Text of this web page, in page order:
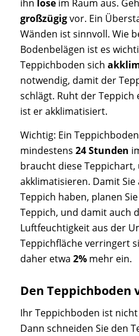
ihn loseim Raum aus.
großzügigvor. Ein
Wänden ist sinnvoll. Wie
Bodenbelägen ist es
Teppichboden sich
notwendig, damit der
schlägt. Ruht der Teppich
ist er akklimatisiert.
Wichtig: Ein
mindestens 24 Stunden
braucht diese Teppichart,
akklimatisieren. Damit
Teppich haben, planen
Teppich, und damit auch
Luftfeuchtigkeit aus der
Teppichfläche verringert
daher etwa 2%mehr ein.
Den Teppichboden
Ihr Teppichboden ist
Dann schneiden Sie den